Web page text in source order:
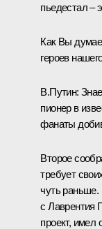
пьедестал –
Как Вы
героев
В.Путин:
пионер в
фанаты
Второе
требует
чуть раньше.
с Лаврентия
проект, имел